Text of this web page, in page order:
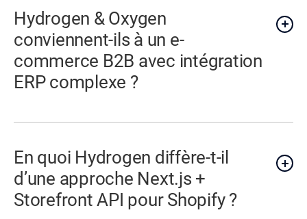
Hydrogen & Oxygen
conviennent-ils à un e-
commerce B2B avec intégration
ERP complexe ?
En quoi Hydrogen diffère-t-il
d’une approche Next.js +
Storefront API pour Shopify ?